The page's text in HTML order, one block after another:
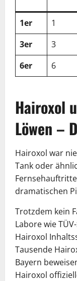
1er 1
3er
3
6er
6
Hairoxol
Löwen –
Hairoxol war
Tank oder
dramatischen
Trotzdem kein
Labore wie
Hairoxol
Tausende
Bayern
Hairoxol